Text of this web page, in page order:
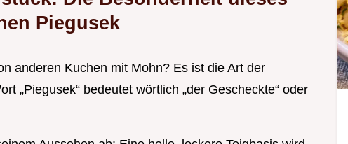
Piegusek
anderen Kuchen mit Mohn? Es ist die Art der
„Piegusek“ bedeutet wörtlich „der Gescheckte“ oder